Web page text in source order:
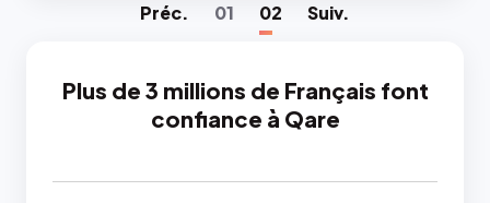
Préc. 01 02 Suiv.
Plus de 3 millions de Français font
confiance à Qare